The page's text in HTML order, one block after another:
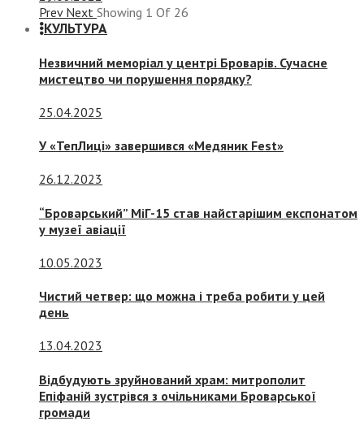
Prev Next Showing 1 Of 26
КУЛЬТУРА
Незвичний меморіал у центрі Броварів. Сучасне
мистецтво чи порушення порядку?
25.04.2025
У «ТепЛиці» завершився «Медяник Fest»
26.12.2023
“Броварський” МіГ-15 став найстарішим експонатом
у музеї авіації
10.05.2023
Чистий четвер: що можна і треба робити у цей
день
13.04.2023
Відбудують зруйнований храм: митрополит
Епіфаній зустрівся з очільниками Броварської
громади